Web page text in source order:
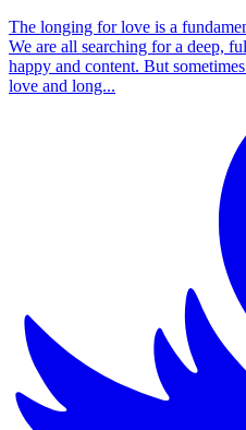
The longing for love is a
We are all searching for a deep,
happy and content. But
love and long...